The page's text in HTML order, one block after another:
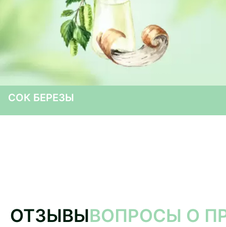
СОК БЕРЕЗЫ
ОТЗЫВЫВОПРОСЫ О